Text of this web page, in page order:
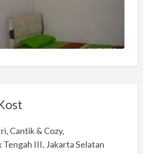
Cantik & Cozy,
III, Jakarta Selatan